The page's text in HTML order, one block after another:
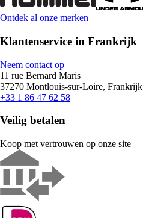
Ontdek al onze merken
Klantenservice in Frankrijk
Neem contact op
11 rue Bernard Maris
37270 Montlouis-sur-Loire, Frankrijk
+33 1 86 47 62 58
Veilig betalen
Koop met vertrouwen op onze site